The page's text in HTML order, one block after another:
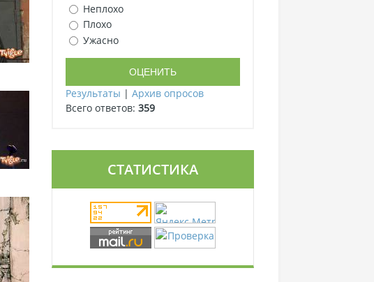
Неплохо
Плохо
Ужасно
Результаты | Архив опросов
Всего ответов: 359
СТАТИСТИКА